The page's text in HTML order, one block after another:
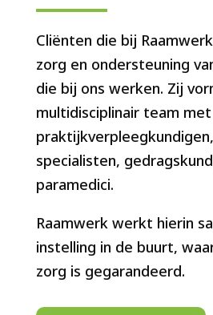
Cliënten die bij
zorg en ondersteuning
die bij ons werken. Zij
multidisciplinair team
specialisten,
paramedici.
Raamwerk werkt hierin
instelling in de buurt,
zorg is gegarandeerd.